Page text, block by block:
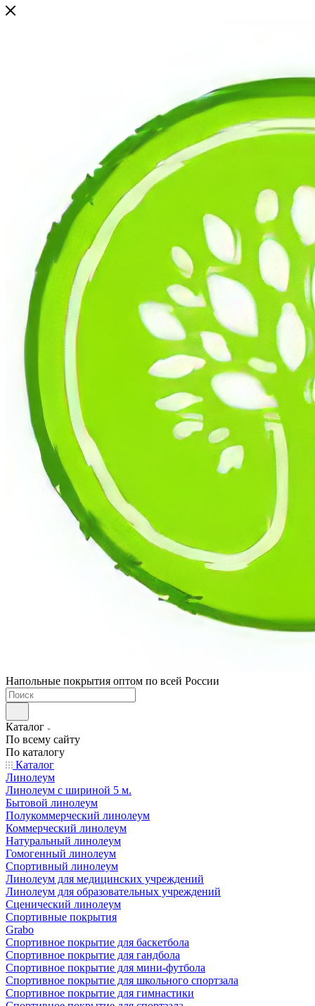
Напольные покрытия оптом по всей России
Каталог
По всему сайту
По каталогу
Каталог
Линолеум
Линолеум с шириной 5 м.
Бытовой линолеум
Полукоммерческий линолеум
Коммерческий линолеум
Натуральный линолеум
Гомогенный линолеум
Спортивный линолеум
Линолеум для медицинских учреждений
Линолеум для образовательных учреждений
Сценический линолеум
Спортивные покрытия
Grabo
Спортивное покрытие для баскетбола
Спортивное покрытие для гандбола
Спортивное покрытие для мини-футбола
Спортивное покрытие для школьного спортзала
Спортивное покрытие для гимнастики